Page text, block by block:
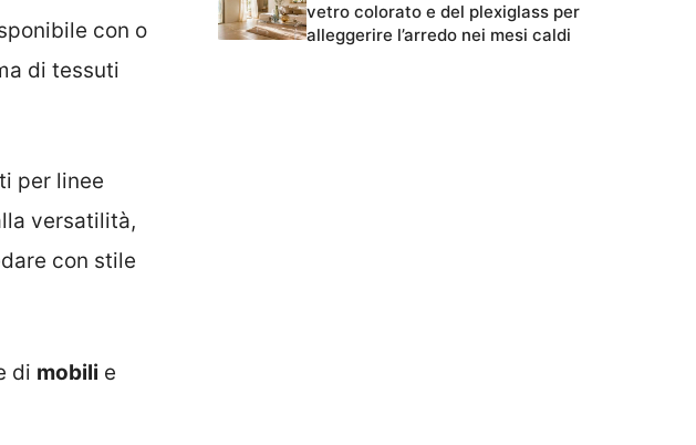
con o
di tessuti
per linee
versatilità,
con stile
di mobili e
vetro colorato e del plexiglass per
alleggerire l’arredo nei mesi caldi